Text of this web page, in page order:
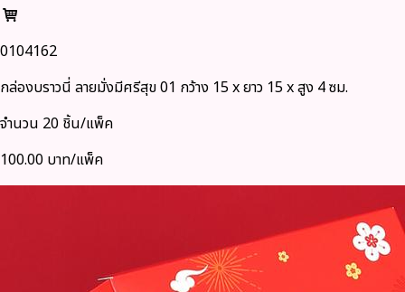
0104162
กล่องบราวนี่ ลายมั่งมีศรีสุข 01 กว้าง 15 x ยาว 15 x สูง 4 ซม.
จำนวน 20 ชิ้น/แพ็ค
100.00 บาท/แพ็ค